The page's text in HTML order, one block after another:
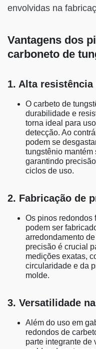
envolvidas na
Vantagens dos
carboneto de
1. Alta resistência
O carbeto de
durabilidade e
torna ideal para
detecção. Ao
podem se
tungstênio
garantindo
ciclos de uso.
2. Fabricação de
Os pinos redondos
podem ser
arredondamento
precisão é crucial
medições exatas,
circularidade e da
molde.
3. Versatilidade
Além do uso em
redondos de
parte integrante de